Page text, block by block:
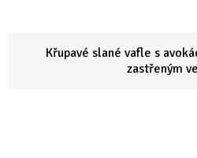
Křupavé slané vafle s
zastřeným